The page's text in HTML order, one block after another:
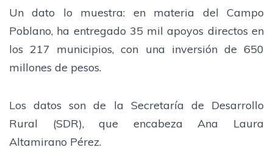
Un dato lo muestra: en materia del Campo
Poblano, ha entregado 35 mil apoyos directos en
los 217 municipios, con una inversión de 650
millones de pesos.
Los datos son de la Secretaría de Desarrollo
Rural (SDR), que encabeza Ana Laura
Altamirano Pérez.